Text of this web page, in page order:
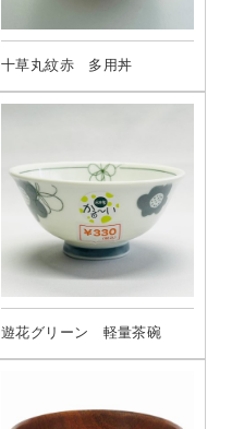
十草丸紋赤 多用丼
遊花グリーン 軽量茶碗